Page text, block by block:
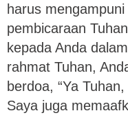
harus
pembicaraan
kepada Anda
rahmat Tuhan,
berdoa, “Ya
Saya juga